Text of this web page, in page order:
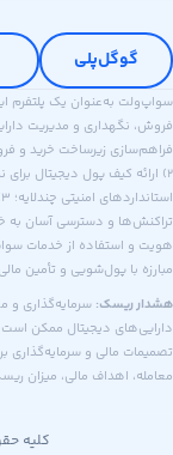
به‌عنوان یک پلتفرم ایرانی
زیرساخت خرید و فروش
کیف پول دیجیتال برای
و دسترسی آسان به خدمات
از خدمات سواپ‌ولت
پول‌شویی و تأمین مالی
سرمایه‌گذاری و معامله
دیجیتال ممکن است در
مالی و سرمایه‌گذاری بر
اهداف مالی، میزان
کلیه حقوق